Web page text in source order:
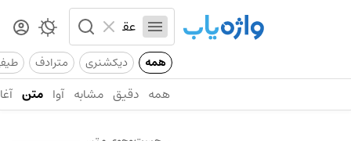
همه دیکشنری مترادف
همه دقیق مشابه آوا متن